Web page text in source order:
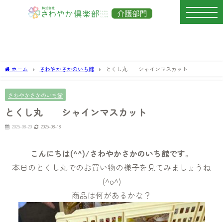
ホーム さわやかさかのいち館 とくし丸 シャインマスカット
さわやかさかのいち館
とくし丸 シャインマスカット
2025-08-20 2025-08-18
こんにちは(^^)/さわやかさかのいち館です。
本日のとくし丸でのお買い物の様子を見てみましょうね
(^o^)
商品は何があるかな？